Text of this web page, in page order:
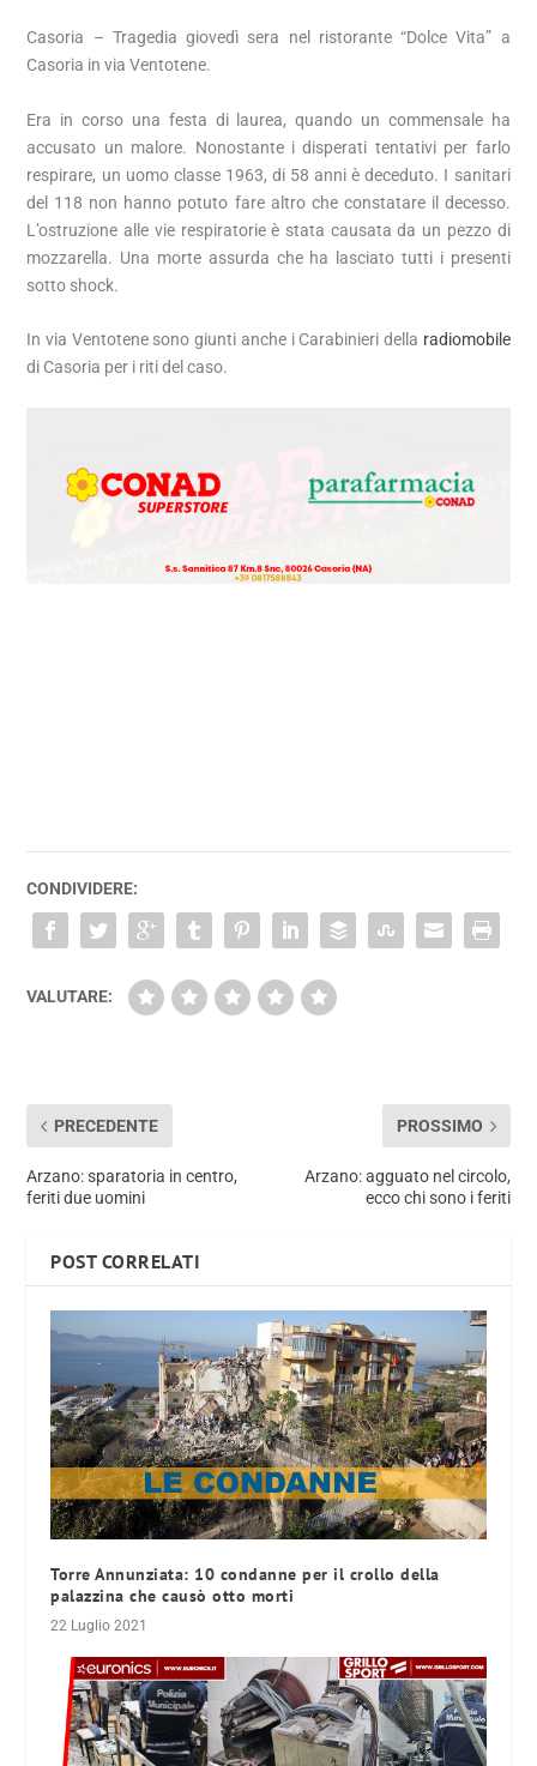
Casoria – Tragedia giovedì sera nel ristorante “Dolce Vita” a
Casoria in via Ventotene.
Era in corso una festa di laurea, quando un commensale ha
accusato un malore. Nonostante i disperati tentativi per farlo
respirare, un uomo classe 1963, di 58 anni è deceduto. I sanitari
del 118 non hanno potuto fare altro che constatare il decesso.
L’ostruzione alle vie respiratorie è stata causata da un pezzo di
mozzarella. Una morte assurda che ha lasciato tutti i presenti
sotto shock.
In via Ventotene sono giunti anche i Carabinieri della radiomobile
di Casoria per i riti del caso.
CONDIVIDERE:
VALUTARE:
PRECEDENTE
Arzano: sparatoria in centro,
feriti due uomini
PROSSIMO
Arzano: agguato nel circolo,
ecco chi sono i feriti
POST CORRELATI
Torre Annunziata: 10 condanne per il crollo della
palazzina che causò otto morti
22 Luglio 2021